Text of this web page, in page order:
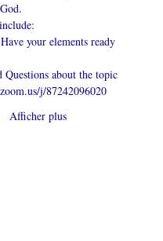
your elements ready
Questions about the topic
j/87242096020
Afficher plus